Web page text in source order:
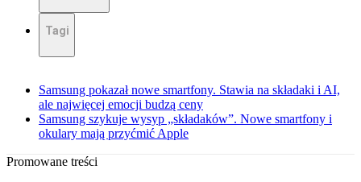
Tagi
Samsung pokazał nowe smartfony. Stawia na składaki i AI,
ale najwięcej emocji budzą ceny
Samsung szykuje wysyp „składaków”. Nowe smartfony i
okulary mają przyćmić Apple
Promowane treści